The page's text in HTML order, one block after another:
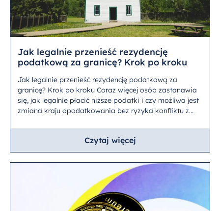
Jak legalnie przenieść rezydencję
podatkową za granicę? Krok po kroku
Jak legalnie przenieść rezydencję podatkową za
granicę? Krok po kroku Coraz więcej osób zastanawia
się, jak legalnie płacić niższe podatki i czy możliwa jest
zmiana kraju opodatkowania bez ryzyka konfliktu z...
Czytaj więcej